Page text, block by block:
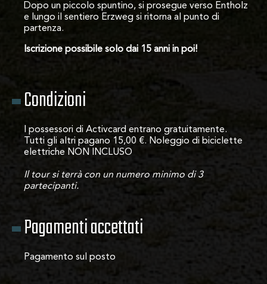
Dopo un piccolo spuntino, si prosegue verso Entholz
e lungo il sentiero Erzweg si ritorna al punto di
partenza.
Iscrizione possibile solo dai 15 anni in poi!
Condizioni
I possessori di Activcard entrano gratuitamente.
Tutti gli altri pagano 15,00 €. Noleggio di biciclette
elettriche NON INCLUSO
Il tour si terrà con un numero minimo di 3
partecipanti.
Pagamenti accettati
Pagamento sul posto